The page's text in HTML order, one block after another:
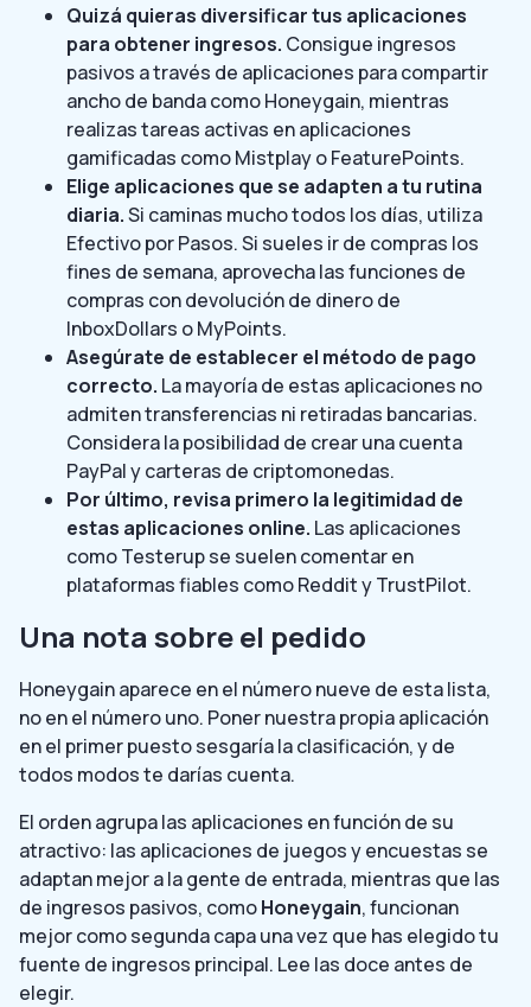
Quizá quieras diversificar tus aplicaciones
para obtener ingresos. Consigue ingresos
pasivos a través de aplicaciones para compartir
ancho de banda como Honeygain, mientras
realizas tareas activas en aplicaciones
gamificadas como Mistplay o FeaturePoints.
Elige aplicaciones que se adapten a tu rutina
diaria.Si caminas mucho todos los días, utiliza
Efectivo por Pasos. Si sueles ir de compras los
fines de semana, aprovecha las funciones de
compras con devolución de dinero de
InboxDollars o MyPoints.
Asegúrate de establecer el método de pago
correcto. La mayoría de estas aplicaciones no
admiten transferencias ni retiradas bancarias.
Considera la posibilidad de crear una cuenta
PayPal y carteras de criptomonedas.
Por último, revisa primero la legitimidad de
estas aplicaciones online. Las aplicaciones
como Testerup se suelen comentar en
plataformas fiables como Reddit y TrustPilot.
Una nota sobre el pedido
Honeygain aparece en el número nueve de esta lista,
no en el número uno. Poner nuestra propia aplicación
en el primer puesto sesgaría la clasificación, y de
todos modos te darías cuenta.
El orden agrupa las aplicaciones en función de su
atractivo: las aplicaciones de juegos y encuestas se
adaptan mejor a la gente de entrada, mientras que las
de ingresos pasivos, comoHoneygain, funcionan
mejor como segunda capa una vez que has elegido tu
fuente de ingresos principal. Lee las doce antes de
elegir.